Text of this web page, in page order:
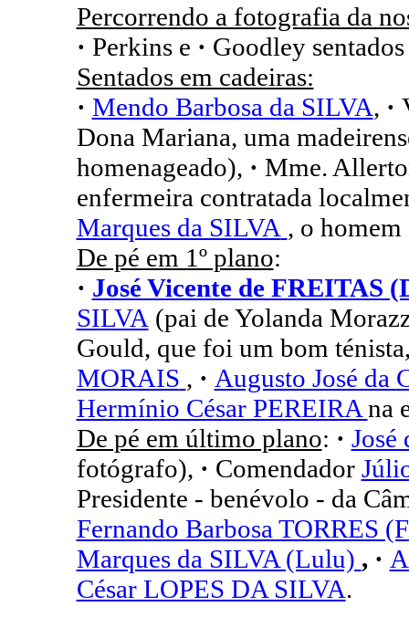
Percorrendo a fotografia da
· Perkins e · Goodley
Sentados em cadeiras:
· Mendo Barbosa da SILVA, ·
Dona Mariana, uma
homenageado), · Mme.
enfermeira contratada
Marques da SILVA , o
De pé em 1º plano:
· José Vicente de FREITAS
SILVA (pai de Yolanda
Gould, que foi um bom
MORAIS , · Augusto José da
Hermínio César PEREIRA na
De pé em último plano: ·
fotógrafo), · Comendador
Presidente - benévolo - da
Fernando Barbosa TORRES
Marques da SILVA (Lulu) , ·
César LOPES DA SILVA.